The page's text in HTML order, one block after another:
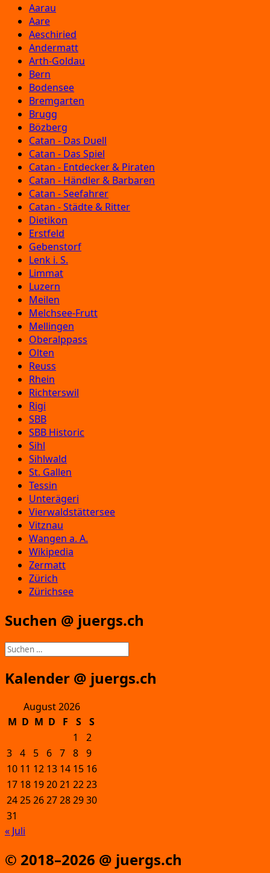
Aarau
Aare
Aeschiried
Andermatt
Arth-Goldau
Bern
Bodensee
Bremgarten
Brugg
Bözberg
Catan - Das Duell
Catan - Das Spiel
Catan - Entdecker & Piraten
Catan - Händler & Barbaren
Catan - Seefahrer
Catan - Städte & Ritter
Dietikon
Erstfeld
Gebenstorf
Lenk i. S.
Limmat
Luzern
Meilen
Melchsee-Frutt
Mellingen
Oberalppass
Olten
Reuss
Rhein
Richterswil
Rigi
SBB
SBB Historic
Sihl
Sihlwald
St. Gallen
Tessin
Unterägeri
Vierwaldstättersee
Vitznau
Wangen a. A.
Wikipedia
Zermatt
Zürich
Zürichsee
Suchen @ juergs.ch
Suchen
nach:
Kalender @ juergs.ch
August 2026
M D M D F S
S
1
2
3 4 5 6 7 8 9
10 11 12 13 14 15 16
17 18 192021 2223
24252627282930
31
« Juli
© 2018–2026 @ juergs.ch